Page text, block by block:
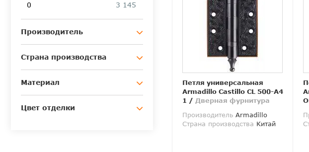
0 3 145
Производитель
Страна производства
Материал
Цвет отделки
Петля универсальная
Armadillo Castillo CL 500-A4
1 / Дверная фурнитура
Производитель Armadillo
Страна производства Китай